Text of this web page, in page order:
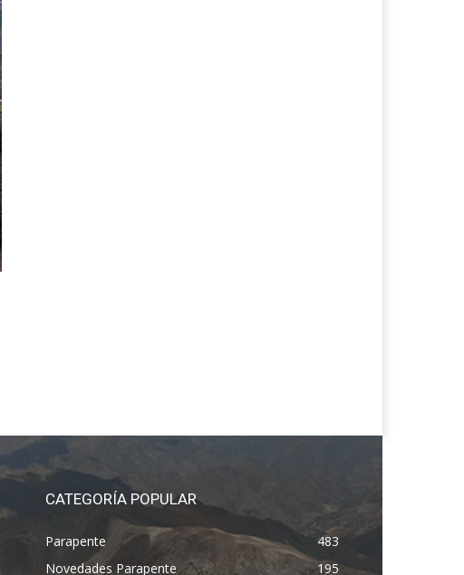
CATEGORÍA POPULAR
Parapente
483
Novedades Parapente
195